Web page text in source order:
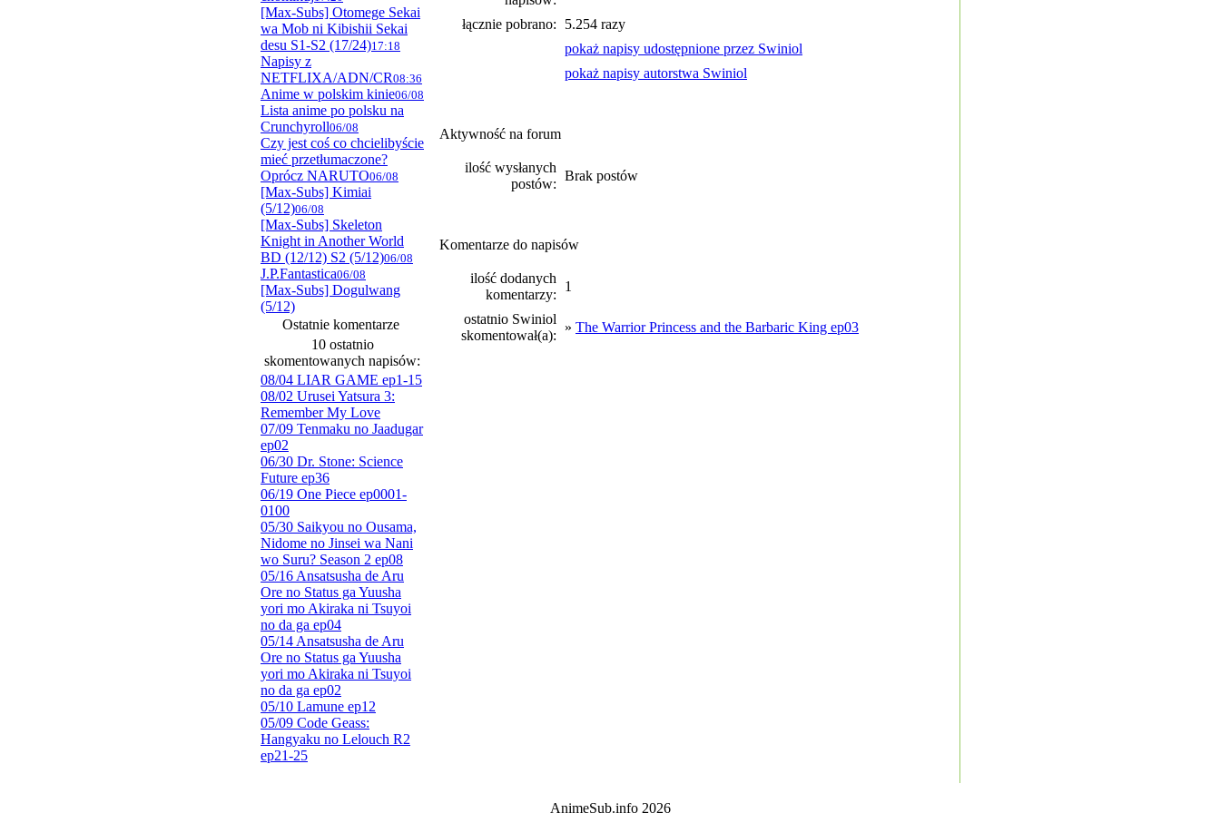
[Max-Subs] Otomege Sekai
wa Mob ni Kibishii Sekai
desu S1-S2 (17/24)17:18
Napisy z
NETFLIXA/ADN/CR08:36
Anime w polskim kinie06/08
Lista anime po polsku na
Crunchyroll06/08
Czy jest coś co chcielibyście
mieć przetłumaczone?
Oprócz NARUTO06/08
[Max-Subs] Kimiai
(5/12)06/08
[Max-Subs] Skeleton
Knight in Another World
BD (12/12) S2 (5/12)06/08
J.P.Fantastica06/08
[Max-Subs] Dogulwang
(5/12)
Ostatnie komentarze
10 ostatnio
skomentowanych napisów:
08/04 LIAR GAME ep1-15
08/02 Urusei Yatsura 3:
Remember My Love
07/09 Tenmaku no Jaadugar
ep02
06/30 Dr. Stone: Science
Future ep36
06/19 One Piece ep0001-
0100
05/30 Saikyou no Ousama,
Nidome no Jinsei wa Nani
wo Suru? Season 2 ep08
05/16 Ansatsusha de Aru
Ore no Status ga Yuusha
yori mo Akiraka ni Tsuyoi
no da ga ep04
05/14 Ansatsusha de Aru
Ore no Status ga Yuusha
yori mo Akiraka ni Tsuyoi
no da ga ep02
05/10 Lamune ep12
05/09 Code Geass:
Hangyaku no Lelouch R2
ep21-25
łącznie pobrano:
5.254 razy
pokaż napisy udostępnione przez Swiniol
pokaż napisy autorstwa Swiniol
Aktywność na forum
ilość wysłanych
postów:
Brak postów
Komentarze do napisów
ilość dodanych
komentarzy:
1
ostatnio Swiniol
skomentował(a):
» The Warrior Princess and the Barbaric King ep03
AnimeSub.info 2026